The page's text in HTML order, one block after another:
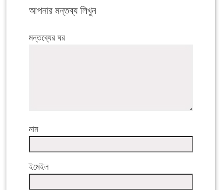
আপনার মন্তব্য লিখুন
মন্তব্যের ঘর
নাম
ইমেইল